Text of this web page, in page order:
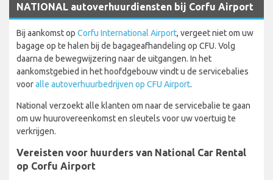
NATIONAL autoverhuurdiensten bij Corfu Airport
Bij aankomst op Corfu International Airport, vergeet niet om uw
bagage op te halen bij de bagageafhandeling op CFU. Volg
daarna de bewegwijzering naar de uitgangen. In het
aankomstgebied in het hoofdgebouw vindt u de servicebalies
vooralle autoverhuurbedrijven op CFU Airport.
National verzoekt alle klanten om naar de servicebalie te gaan
om uw huurovereenkomst en sleutels voor uw voertuig te
verkrijgen.
Vereisten voor huurders van National Car Rental
op Corfu Airport